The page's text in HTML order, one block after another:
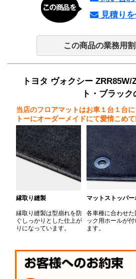
見積り
この商品の業務用
トヨタ ヴォクシー
ト・ブラッ
当店のフロアマットはお車１台１台
トーにオーダーメイドにて愛情こめて
縁取り縫製
縁取り縫製は型崩れを防
ぐしっかりとした仕上が
りになっています。
マットストッパー
各車種に合わせた
ック用ホールが
ます。